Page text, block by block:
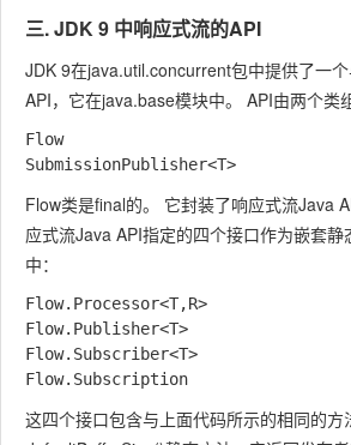
三. JDK 9 中响应式流的API
JDK 9在java.util.concurrent包中提供了一
API，它在java.base模块中。 API由两个类
Flow
Flow类是final的。 它封装了响应式流Java
应式流Java API指定的四个接口作为嵌套静
中：
Flow.Processor<T,R>
Flow.Publisher<T>
Flow.Subscriber<T>
这四个接口包含与上面代码所示的相同的方